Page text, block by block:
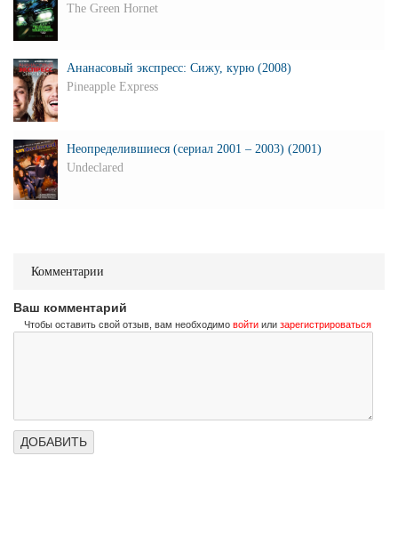
The Green Hornet
Ананасовый экспресс: Сижу, курю (2008)
Pineapple Express
Неопределившиеся (сериал 2001 – 2003) (2001)
Undeclared
Комментарии
Ваш комментарий
Чтобы оставить свой отзыв, вам необходимо войти или зарегистрироваться